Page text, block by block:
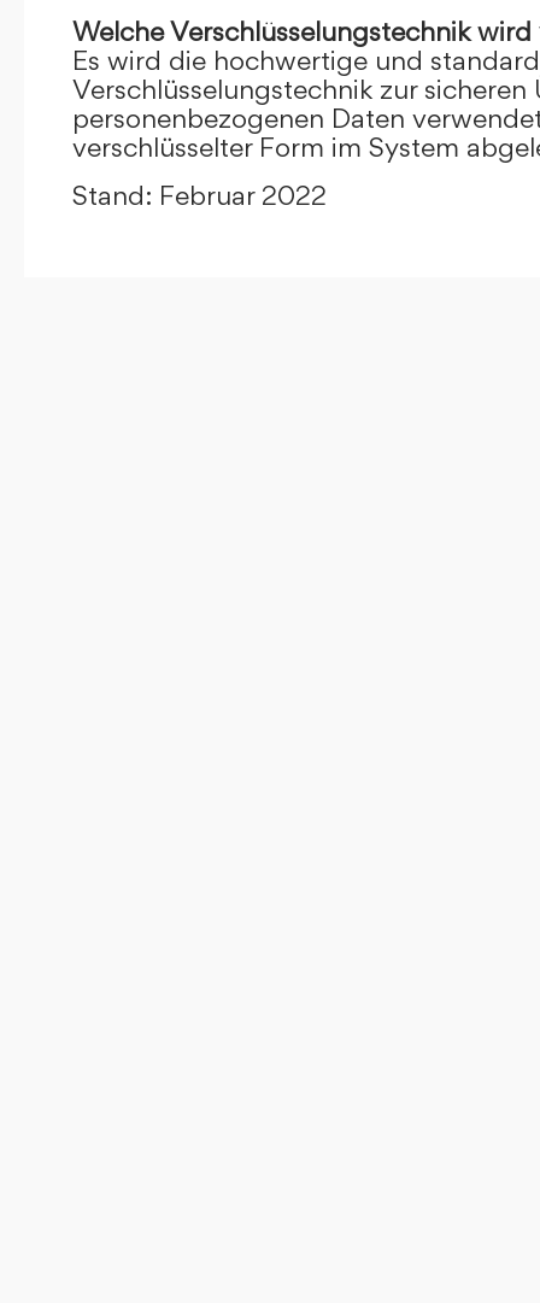
Welche Verschlüsselungstechnik
Es wird die hochwertige und
Verschlüsselungstechnik zur
personenbezogenen Daten
verschlüsselter Form im System
Stand: Februar 2022